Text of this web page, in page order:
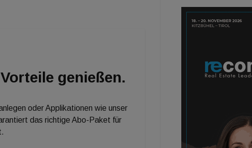
versorgt!
genießen.
oder Applikationen wie unser
das richtige Abo-Paket für